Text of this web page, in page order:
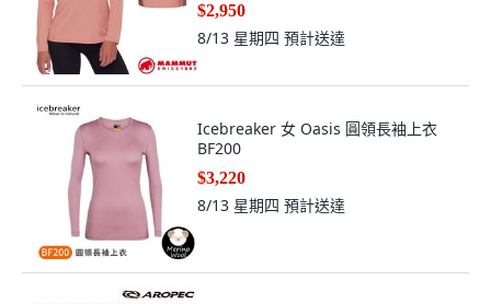
$2,950
8/13 星期四 預計送達
Icebreaker 女 Oasis 圓領長袖上衣
BF200
$3,220
8/13 星期四 預計送達